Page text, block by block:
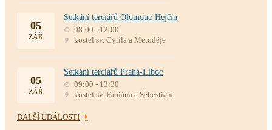
05
ZÁŘ
Setkání terciářů Olomouc-Hejčín
08:00 - 12:00
kostel sv. Cyrila a Metoděje
05
ZÁŘ
Setkání terciářů Praha-Liboc
09:00 - 13:30
kostel sv. Fabiána a Šebestiána
DALŠÍ UDÁLOSTI